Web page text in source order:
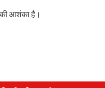
की आशंका है।